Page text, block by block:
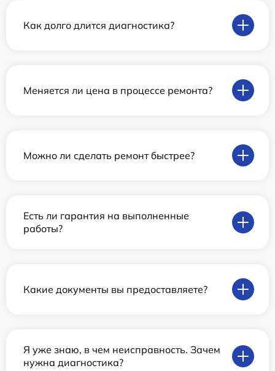
Как долго длится диагностика?
Меняется ли цена в процессе ремонта?
Можно ли сделать ремонт быстрее?
Есть ли гарантия на выполненные
работы?
Какие документы вы предоставляете?
Я уже знаю, в чем неисправность. Зачем
нужна диагностика?